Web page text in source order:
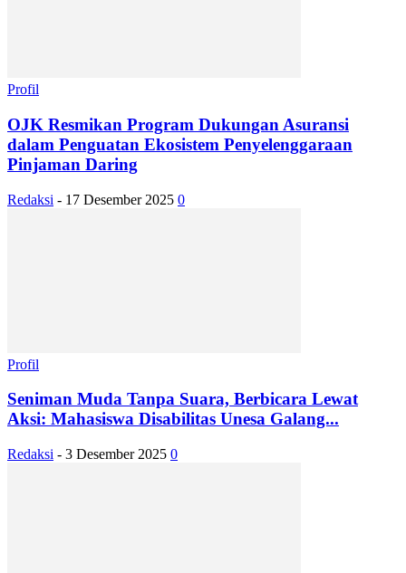
Profil
OJK Resmikan Program Dukungan Asuransi
dalam Penguatan Ekosistem Penyelenggaraan
Pinjaman Daring
Redaksi - 17 Desember 2025 0
Profil
Seniman Muda Tanpa Suara, Berbicara Lewat
Aksi: Mahasiswa Disabilitas Unesa Galang...
Redaksi - 3 Desember 2025 0